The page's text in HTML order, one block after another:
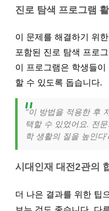
진로 탐색 프로그램 활
이 문제를 해결하기 위
포함된 진로 탐색 프로
이 프로그램은 학생들
할 수 있도록 돕습니다.
“이 방법을 적용한 후
택할 수 있었어요. 전
학 생활의 질을 높인다
시대인재 대전2관의
더 나은 결과를 위한 팁